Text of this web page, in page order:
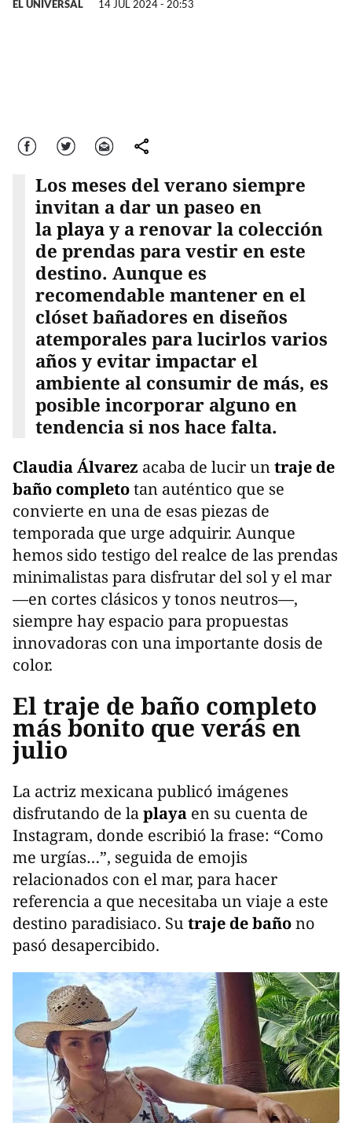
EL UNIVERSAL 14 JUL 2024 - 20:53
Facebook Twitter Correo comparte
Los meses del verano siempre
invitan a dar un paseo en
laplayay a renovar la colección
de prendas para vestir en este
destino. Aunque es
recomendable mantener en el
clóset bañadores en diseños
atemporales para lucirlos varios
años y evitar impactar el
ambiente al consumir de más, es
posible incorporar alguno en
tendencia si nos hace falta.
Claudia Álvarez acaba de lucir untraje de
baño completotan auténtico que se
convierte en una de esas piezas de
temporada que urge adquirir. Aunque
hemos sido testigo del realce de las prendas
minimalistas para disfrutar del sol y el mar
—en cortes clásicos y tonos neutros—,
siempre hay espacio para propuestas
innovadoras con una importante dosis de
color.
El traje de baño completo
más bonito que verás en
julio
La actriz mexicana publicó imágenes
disfrutando de laplaya en su cuenta de
Instagram, donde escribió la frase: “Como
me urgías…”, seguida de emojis
relacionados con el mar, para hacer
referencia a que necesitaba un viaje a este
destino paradisiaco. Sutraje de bañono
pasó desapercibido.